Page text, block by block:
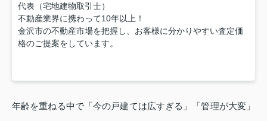
代表（宅地建物取引士）
不動産業界に携わって10年以上！
金沢市の不動産市場を把握し、お客様に分かりやすい査定価
格のご提案をしています。
年齢を重ねる中で「今の戸建ては広すぎる」「管理が大変」